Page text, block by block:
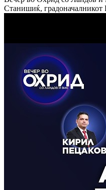
Станишиќ, градоначалникот